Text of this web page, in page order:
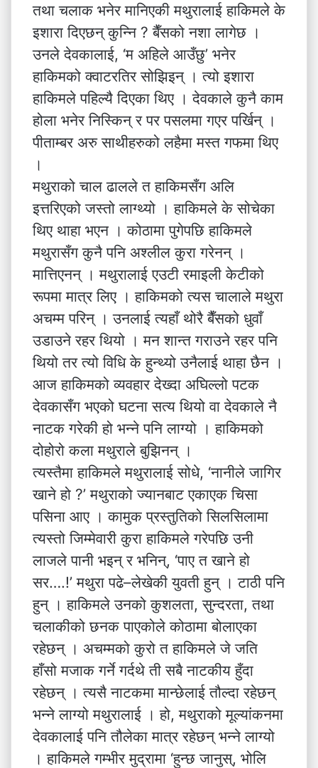
तथा चलाक भनेर मानिएकी मथुरालाई हाकिमले के
इशारा दिएछन् कुन्नि ? बैँसको नशा लागेछ ।
उनले देवकालाई, ‘म अहिले आउँछु’ भनेर
हाकिमको क्वाटरतिर सोझिइन् । त्यो इशारा
हाकिमले पहिल्यै दिएका थिए । देवकाले कुनै काम
होला भनेर निस्किन् र पर पसलमा गएर पर्खिन् ।
पीताम्बर अरु साथीहरुको लहैमा मस्त गफमा थिए
।
मथुराको चाल ढालले त हाकिमसँग अलि
इत्तरिएको जस्तो लाग्थ्यो । हाकिमले के सोचेका
थिए थाहा भएन । कोठामा पुगेपछि हाकिमले
मथुरासँग कुनै पनि अश्लील कुरा गरेनन् ।
मात्तिएनन् । मथुरालाई एउटी रमाइली केटीको
रूपमा मात्र लिए । हाकिमको त्यस चालाले मथुरा
अचम्म परिन् । उनलाई त्यहाँ थोरै बैँसको धुवाँ
उडाउने रहर थियो । मन शान्त गराउने रहर पनि
थियो तर त्यो विधि के हुन्थ्यो उनैलाई थाहा छैन ।
आज हाकिमको व्यवहार देख्दा अघिल्लो पटक
देवकासँग भएको घटना सत्य थियो वा देवकाले नै
नाटक गरेकी हो भन्ने पनि लाग्यो । हाकिमको
दोहोरो कला मथुराले बुझिनन् ।
त्यस्तैमा हाकिमले मथुरालाई सोधे, ‘नानीले जागिर
खाने हो ?’ मथुराको ज्यानबाट एकाएक चिसा
पसिना आए । कामुक प्रस्तुतिको सिलसिलामा
त्यस्तो जिम्मेवारी कुरा हाकिमले गरेपछि उनी
लाजले पानी भइन् र भनिन्, ‘पाए त खाने हो
सर….!’ मथुरा पढे–लेखेकी युवती हुन् । टाठी पनि
हुन् । हाकिमले उनको कुशलता, सुन्दरता, तथा
चलाकीको छनक पाएकोले कोठामा बोलाएका
रहेछन् । अचम्मको कुरो त हाकिमले जे जति
हाँसो मजाक गर्ने गर्दथे ती सबै नाटकीय हुँदा
रहेछन् । त्यसै नाटकमा मान्छेलाई तौल्दा रहेछन्
भन्ने लाग्यो मथुरालाई । हो, मथुराको मूल्यांकनमा
देवकालाई पनि तौलेका मात्र रहेछन् भन्ने लाग्यो
। हाकिमले गम्भीर मुद्रामा ‘हुन्छ जानुस्, भोलि